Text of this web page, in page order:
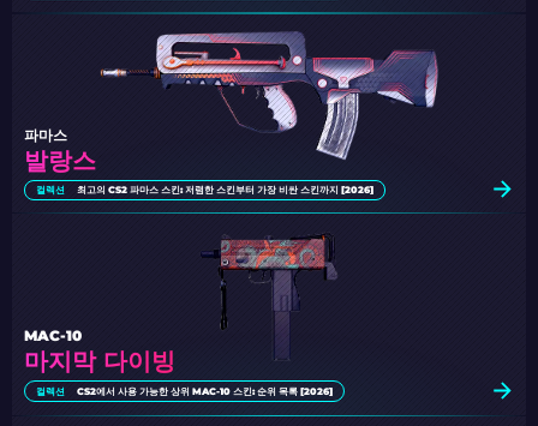
발랑스
파마스
컬렉션 최고의 CS2 파마스 스킨: 저렴한 스킨부터 가장 비싼 스킨까지 [2026]
마지막 다이빙
MAC-10
컬렉션 CS2에서 사용 가능한 상위 MAC-10 스킨: 순위 목록 [2026]